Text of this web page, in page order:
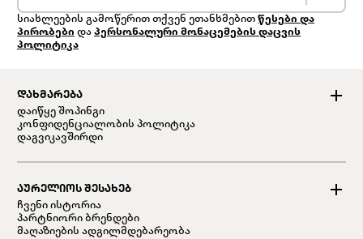
ᲓᲐᲮᲛᲐᲠᲔᲑᲐ
დაიწყე შოპინგი
კონფიდენციალობის პოლიტიკა
დაგვიკავშირდი
ᲐᲣᲠᲔᲚᲘᲝᲡ ᲨᲔᲡᲐᲮᲔᲑ
ჩვენი ისტორია
პარტნიორი ბრენდები
მაღაზიების ადგილმდებარეობა
სიახლეების გამოწერით თქვენ ეთანხმებით წესები და
პირობები და პერსონალური მონაცემების დაცვის
პოლიტიკა